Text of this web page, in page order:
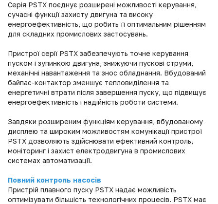
Серія PSTX поєднує розширені можливості керування,
сучасні функції захисту двигуна та високу
енергоефективність, що робить її оптимальним рішенням
для складних промислових застосувань.
Пристрої серії PSTX забезпечують точне керування
пуском і зупинкою двигуна, знижуючи пускові струми,
механічні навантаження та знос обладнання. Вбудований
байпас-контактор зменшує тепловиділення та
енергетичні втрати після завершення пуску, що підвищує
енергоефективність і надійність роботи системи.
Завдяки розширеним функціям керування, вбудованому
дисплею та широким можливостям комунікації пристрої
PSTX дозволяють здійснювати ефективний контроль,
моніторинг і захист електродвигуна в промислових
системах автоматизації.
Повний контроль насосів
Пристрій плавного пуску PSTX надає можливість
оптимізувати більшість технологічних процесів. PSTX має